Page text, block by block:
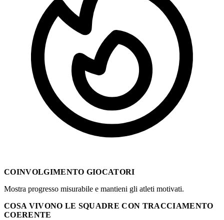
COINVOLGIMENTO GIOCATORI
Mostra progresso misurabile e mantieni gli atleti motivati.
COSA VIVONO LE SQUADRE CON TRACCIAMENTO
COERENTE